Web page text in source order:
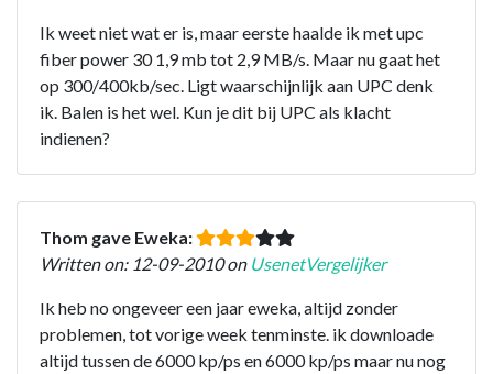
Ik weet niet wat er is, maar eerste haalde ik met upc
fiber power 30 1,9 mb tot 2,9 MB/s. Maar nu gaat het
op 300/400kb/sec. Ligt waarschijnlijk aan UPC denk
ik. Balen is het wel. Kun je dit bij UPC als klacht
indienen?
Thom gave Eweka:
Written on: 12-09-2010 on UsenetVergelijker
Ik heb no ongeveer een jaar eweka, altijd zonder
problemen, tot vorige week tenminste. ik downloade
altijd tussen de 6000 kp/ps en 6000 kp/ps maar nu nog